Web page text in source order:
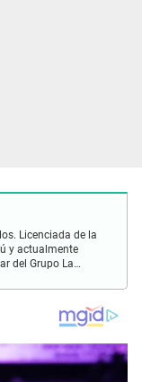
Licenciada de la
y actualmente
del Grupo La